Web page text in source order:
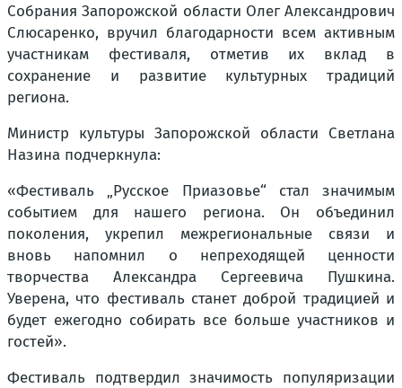
Собрания Запорожской области Олег Александрович
Слюсаренко, вручил благодарности всем активным
участникам фестиваля, отметив их вклад в
сохранение и развитие культурных традиций
региона.
Министр культуры Запорожской области Светлана
Назина подчеркнула:
«Фестиваль „Русское Приазовье“ стал значимым
событием для нашего региона. Он объединил
поколения, укрепил межрегиональные связи и
вновь напомнил о непреходящей ценности
творчества Александра Сергеевича Пушкина.
Уверена, что фестиваль станет доброй традицией и
будет ежегодно собирать все больше участников и
гостей».
Фестиваль подтвердил значимость популяризации